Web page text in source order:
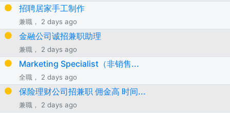
招聘居家手工制作
兼職， 2 days ago
金融公司诚招兼职助理
兼職， 2 days ago
Marketing Specialist（非销售...
全職， 2 days ago
保险理财公司招兼职 佣金高 时间...
兼職， 2 days ago